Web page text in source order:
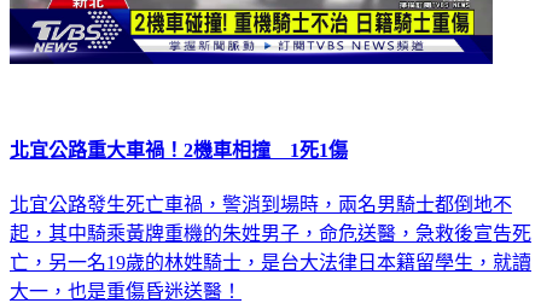
北宜公路重大車禍！2機車相撞 1死1傷
北宜公路發生死亡車禍，警消到場時，兩名男騎士都倒地不
起，其中騎乘黃牌重機的朱姓男子，命危送醫，急救後宣告死
亡，另一名19歲的林姓騎士，是台大法律日本籍留學生，就讀
大一，也是重傷昏迷送醫！